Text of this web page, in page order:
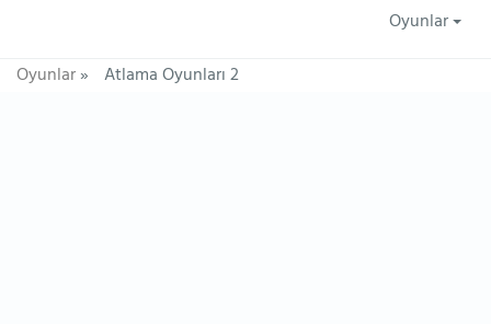
Oyunlar
Oyunlar» Atlama Oyunları 2